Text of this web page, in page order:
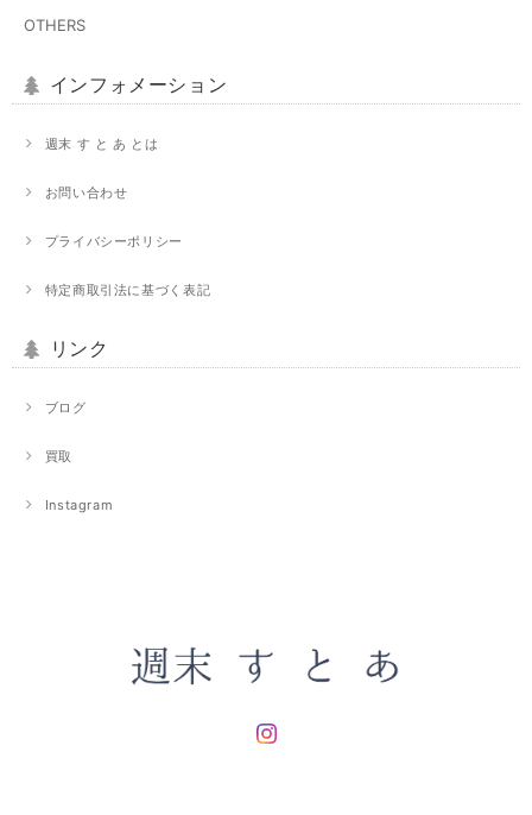
OTHERS
インフォメーション
週末 す と あ とは
お問い合わせ
プライバシーポリシー
特定商取引法に基づく表記
リンク
ブログ
買取
Instagram